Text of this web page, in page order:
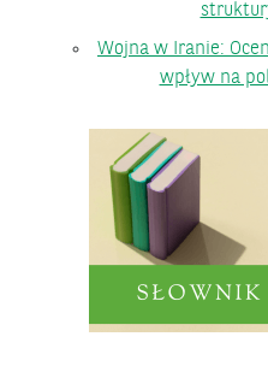
Wojna w Iranie:
wpływ na